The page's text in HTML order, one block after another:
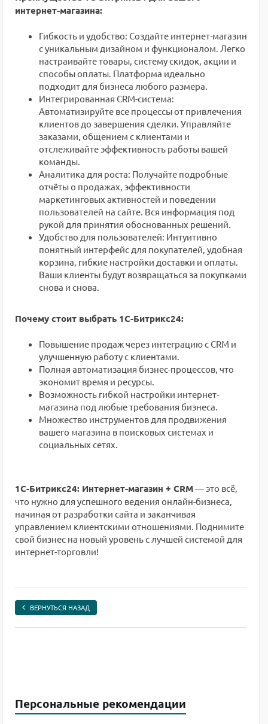
интернет-магазина:
Гибкость и удобство: Создайте интернет-магазин
с уникальным дизайном и функционалом. Легко
настраивайте товары, систему скидок, акции и
способы оплаты. Платформа идеально
подходит для бизнеса любого размера.
Интегрированная CRM-система:
Автоматизируйте все процессы от привлечения
клиентов до завершения сделки. Управляйте
заказами, общением с клиентами и
отслеживайте эффективность работы вашей
команды.
Аналитика для роста: Получайте подробные
отчёты о продажах, эффективности
маркетинговых активностей и поведении
пользователей на сайте. Вся информация под
рукой для принятия обоснованных решений.
Удобство для пользователей: Интуитивно
понятный интерфейс для покупателей, удобная
корзина, гибкие настройки доставки и оплаты.
Ваши клиенты будут возвращаться за покупками
снова и снова.
Почему стоит выбрать 1С-Битрикс24:
Повышение продаж через интеграцию с CRM и
улучшенную работу с клиентами.
Полная автоматизация бизнес-процессов, что
экономит время и ресурсы.
Возможность гибкой настройки интернет-
магазина под любые требования бизнеса.
Множество инструментов для продвижения
вашего магазина в поисковых системах и
социальных сетях.
1С-Битрикс24: Интернет-магазин + CRM— это всё,
что нужно для успешного ведения онлайн-бизнеса,
начиная от разработки сайта и заканчивая
управлением клиентскими отношениями. Поднимите
свой бизнес на новый уровень с лучшей системой для
интернет-торговли!
ВЕРНУТЬСЯ НАЗАД
Персональные рекомендации